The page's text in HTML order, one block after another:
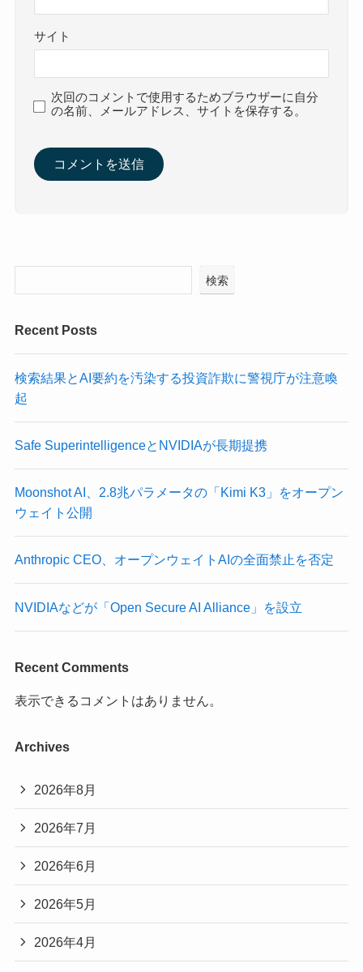
サイト
次回のコメントで使用するためブラウザーに自分
の名前、メールアドレス、サイトを保存する。
検索
Recent Posts
検索結果とAI要約を汚染する投資詐欺に警視庁が注意喚
起
Safe SuperintelligenceとNVIDIAが長期提携
Moonshot AI、2.8兆パラメータの「Kimi K3」をオープン
ウェイト公開
Anthropic CEO、オープンウェイトAIの全面禁止を否定
NVIDIAなどが「Open Secure AI Alliance」を設立
Recent Comments
表示できるコメントはありません。
Archives
2026年8月
2026年7月
2026年6月
2026年5月
2026年4月